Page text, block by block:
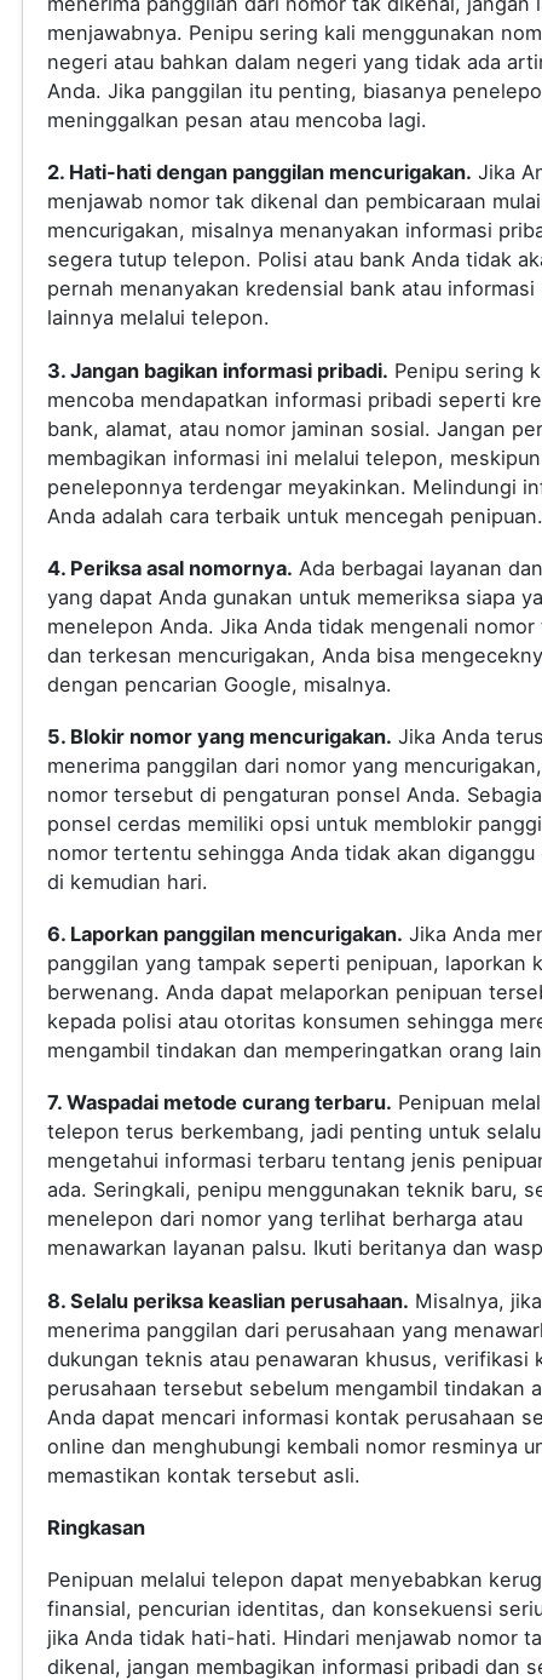
menjawabnya. Penipu sering kali menggunakan
negeri atau bahkan dalam negeri yang tidak ada
Anda. Jika panggilan itu penting, biasanya
meninggalkan pesan atau mencoba lagi.
2. Hati-hati dengan panggilan mencurigakan. Jika
menjawab nomor tak dikenal dan pembicaraan mulai
mencurigakan, misalnya menanyakan informasi
segera tutup telepon. Polisi atau bank Anda tidak
pernah menanyakan kredensial bank atau
lainnya melalui telepon.
3. Jangan bagikan informasi pribadi. Penipu sering
mencoba mendapatkan informasi pribadi seperti
bank, alamat, atau nomor jaminan sosial. Jangan
membagikan informasi ini melalui telepon, meskipun
peneleponnya terdengar meyakinkan. Melindungi
Anda adalah cara terbaik untuk mencegah penipuan.
4. Periksa asal nomornya. Ada berbagai layanan
yang dapat Anda gunakan untuk memeriksa siapa
menelepon Anda. Jika Anda tidak mengenali
dan terkesan mencurigakan, Anda bisa
dengan pencarian Google, misalnya.
5. Blokir nomor yang mencurigakan. Jika Anda
menerima panggilan dari nomor yang
nomor tersebut di pengaturan ponsel Anda.
ponsel cerdas memiliki opsi untuk memblokir
nomor tertentu sehingga Anda tidak akan diganggu
di kemudian hari.
6. Laporkan panggilan mencurigakan. Jika Anda
panggilan yang tampak seperti penipuan, laporkan
berwenang. Anda dapat melaporkan penipuan
kepada polisi atau otoritas konsumen sehingga
mengambil tindakan dan memperingatkan orang
7. Waspadai metode curang terbaru. Penipuan
telepon terus berkembang, jadi penting untuk selalu
mengetahui informasi terbaru tentang jenis
ada. Seringkali, penipu menggunakan teknik baru,
menelepon dari nomor yang terlihat berharga atau
menawarkan layanan palsu. Ikuti beritanya dan
8. Selalu periksa keaslian perusahaan. Misalnya,
menerima panggilan dari perusahaan yang
dukungan teknis atau penawaran khusus, verifikasi
perusahaan tersebut sebelum mengambil tindakan
Anda dapat mencari informasi kontak perusahaan
online dan menghubungi kembali nomor resminya
memastikan kontak tersebut asli.
Ringkasan
Penipuan melalui telepon dapat menyebabkan
finansial, pencurian identitas, dan konsekuensi
jika Anda tidak hati-hati. Hindari menjawab nomor
dikenal, jangan membagikan informasi pribadi dan